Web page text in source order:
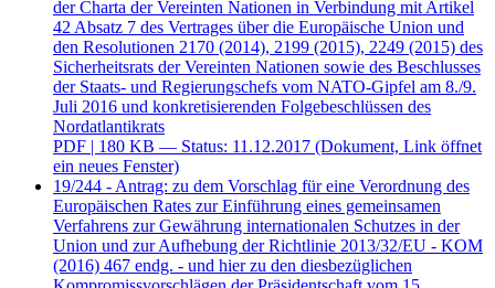
der Charta der Vereinten Nationen in Verbindung mit Artikel
42 Absatz 7 des Vertrages über die Europäische Union und
den Resolutionen 2170 (2014), 2199 (2015), 2249 (2015) des
Sicherheitsrats der Vereinten Nationen sowie des Beschlusses
der Staats- und Regierungschefs vom NATO-Gipfel am 8./9.
Juli 2016 und konkretisierenden Folgebeschlüssen des
Nordatlantikrats
PDF | 180 KB — Status: 11.12.2017 (Dokument, Link öffnet
ein neues Fenster)
19/244 - Antrag: zu dem Vorschlag für eine Verordnung des
Europäischen Rates zur Einführung eines gemeinsamen
Verfahrens zur Gewährung internationalen Schutzes in der
Union und zur Aufhebung der Richtlinie 2013/32/EU - KOM
(2016) 467 endg. - und hier zu den diesbezüglichen